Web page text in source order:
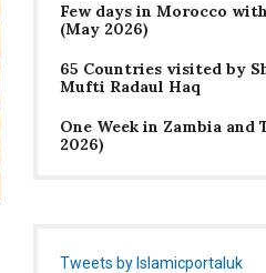
Few days in Morocco
(May 2026)
65 Countries visited by
Mufti Radaul Haq
One Week in Zambia and
2026)
Tweets by Islamicportaluk